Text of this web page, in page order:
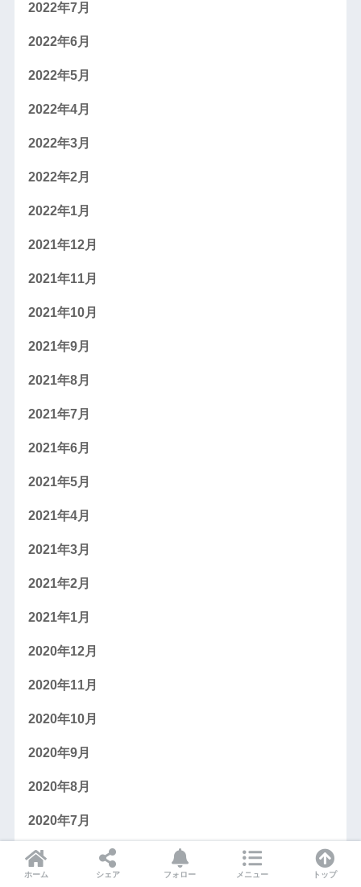
2022年7月
2022年6月
2022年5月
2022年4月
2022年3月
2022年2月
2022年1月
2021年12月
2021年11月
2021年10月
2021年9月
2021年8月
2021年7月
2021年6月
2021年5月
2021年4月
2021年3月
2021年2月
2021年1月
2020年12月
2020年11月
2020年10月
2020年9月
2020年8月
2020年7月
2020年6月
ホーム シェア フォロー メニュー トップ